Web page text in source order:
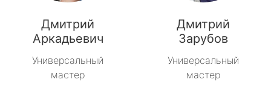
Дмитрий
Аркадьевич
Универсальный
мастер
Дмитрий
Зарубов
Универсальный
мастер